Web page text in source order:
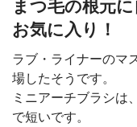
まつ毛の根元
お気に入り！
ラブ・ライナーのマ
場したそうです。
ミニアーチブラシは
で短いです。